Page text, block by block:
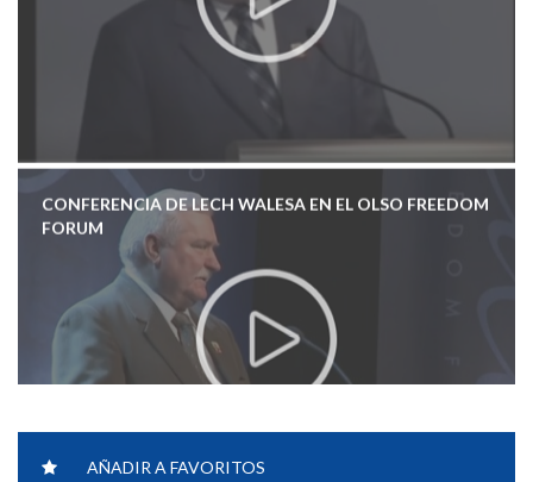
CONFERENCIA DE LECH WALESA EN EL OLSO FREEDOM
AÑADIR A FAVORITOS